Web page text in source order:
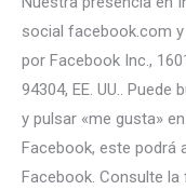
social facebook.com
por Facebook Inc.,
94304, EE. UU..
y pulsar «me gusta»
Facebook, este podrá
Facebook. Consulte la